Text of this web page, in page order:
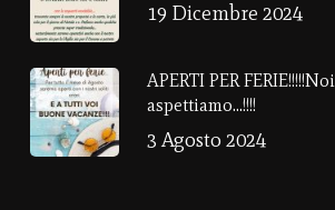
19 Dicembre 2024
APERTI PER
aspettiamo…!!!!
3 Agosto 2024